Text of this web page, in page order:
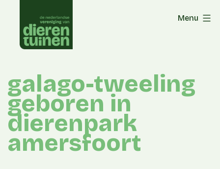
content
Menu
galago-tweeling
geboren in
dierenpark
amersfoort